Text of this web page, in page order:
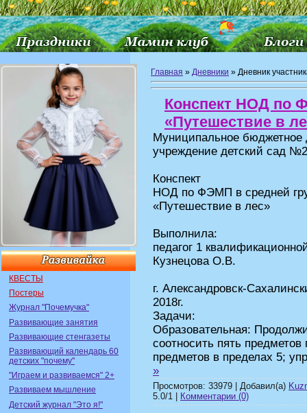
КВЕСТЫ
Постеры
Журнал "Почемучка"
Развивающие занятия
Развивающие стенгазеты
Развивающий календарь 60
детских "почему"
"Играем и развиваемся" 2+
Развиваем мышление
Детский журнал "Это я!"
Главная » Дневники » Дневник
Конспект НОД по
«Путешествие в
Муниципальное бюджетное
учреждение детский сад
Конспект
НОД по ФЭМП в средней
«Путешествие в лес»
Выполнила:
педагог 1
Кузнецова О.В.
г. Александровск-
2018г.
Задачи:
Образовательная:
соотносить пять
предметов в пределах 5;
»
Просмотров: 33979 | Добавил(а)
5.0/1 |
Комментарии (0)